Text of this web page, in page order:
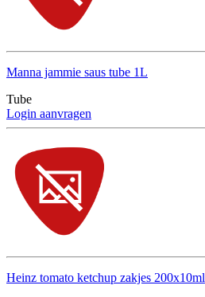
Manna jammie saus tube 1L
Tube
Login aanvragen
Heinz tomato ketchup zakjes 200x10ml